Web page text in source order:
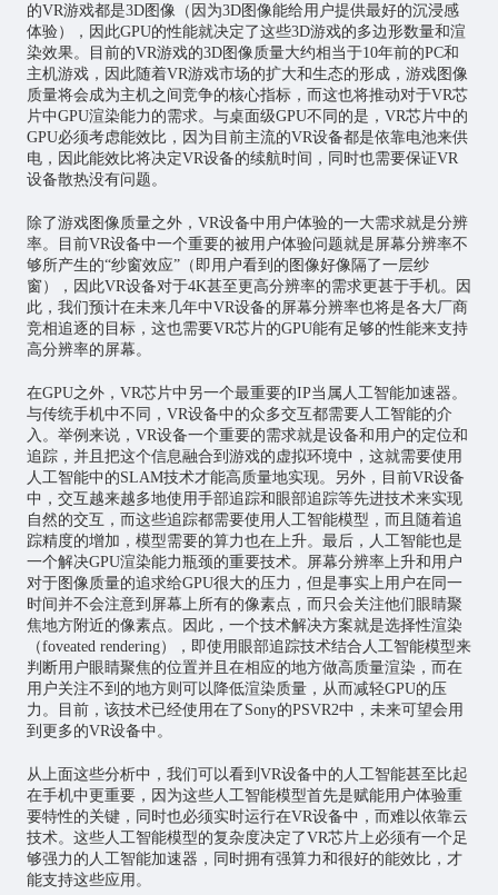
的VR游戏都是3D图像（因为3D图像能给用户提供最好的沉浸感
体验），因此GPU的性能就决定了这些3D游戏的多边形数量和渲
染效果。目前的VR游戏的3D图像质量大约相当于10年前的PC和
主机游戏，因此随着VR游戏市场的扩大和生态的形成，游戏图像
质量将会成为主机之间竞争的核心指标，而这也将推动对于VR芯
片中GPU渲染能力的需求。与桌面级GPU不同的是，VR芯片中的
GPU必须考虑能效比，因为目前主流的VR设备都是依靠电池来供
电，因此能效比将决定VR设备的续航时间，同时也需要保证VR
设备散热没有问题。
除了游戏图像质量之外，VR设备中用户体验的一大需求就是分辨
率。目前VR设备中一个重要的被用户体验问题就是屏幕分辨率不
够所产生的“纱窗效应”（即用户看到的图像好像隔了一层纱
窗），因此VR设备对于4K甚至更高分辨率的需求更甚于手机。因
此，我们预计在未来几年中VR设备的屏幕分辨率也将是各大厂商
竞相追逐的目标，这也需要VR芯片的GPU能有足够的性能来支持
高分辨率的屏幕。
在GPU之外，VR芯片中另一个最重要的IP当属 人工智能加速器。
与传统手机中不同，VR设备中的众多交互都需要人工智能的介
入。举例来说，VR设备一个重要的需求就是设备和用户的定位和
追踪，并且把这个信息融合到游戏的虚拟环境中，这就需要使用
人工智能中的SLAM技术才能高质量地实现。另外，目前VR设备
中，交互越来越多地使用手部追踪和眼部追踪等先进技术来实现
自然的交互，而这些追踪都需要使用人工智能模型，而且随着追
踪精度的增加，模型需要的算力也在上升。最后，人工智能也是
一个解决GPU渲染能力瓶颈的重要技术。屏幕分辨率上升和用户
对于图像质量的追求给GPU很大的压力，但是事实上用户在同一
时间并不会注意到屏幕上所有的像素点，而只会关注他们眼睛聚
焦地方附近的像素点。因此，一个技术解决方案就是选择性渲染
（foveated rendering），即使用眼部追踪技术结合人工智能模型来
判断用户眼睛聚焦的位置并且在相应的地方做高质量渲染，而在
用户关注不到的地方则可以降低渲染质量，从而减轻GPU的压
力。目前，该技术已经使用在了Sony的PSVR2中，未来可望会用
到更多的VR设备中。
从上面这些分析中，我们可以看到VR设备中的人工智能甚至比起
在手机中更重要，因为这些人工智能模型首先是赋能用户体验重
要特性的关键，同时也必须实时运行在VR设备中，而难以依靠云
技术。这些人工智能模型的复杂度决定了VR芯片上必须有一个足
够强力的人工智能加速器，同时拥有强算力和很好的能效比，才
能支持这些应用。